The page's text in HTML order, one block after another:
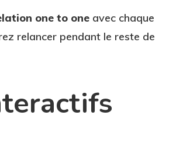
one to one avec chaque
relancer pendant le reste de